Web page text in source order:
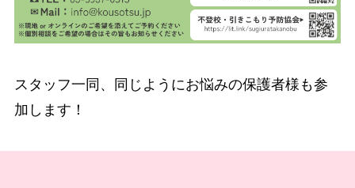
スタッフ一同、同じようにお悩みの保護者様も参
加します！